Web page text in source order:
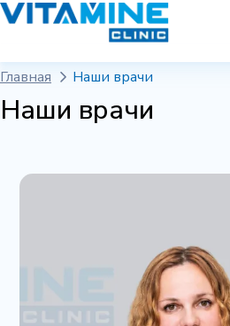
Главная Наши врачи
Наши врачи